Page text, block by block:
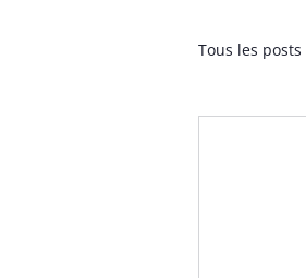
Tous les posts